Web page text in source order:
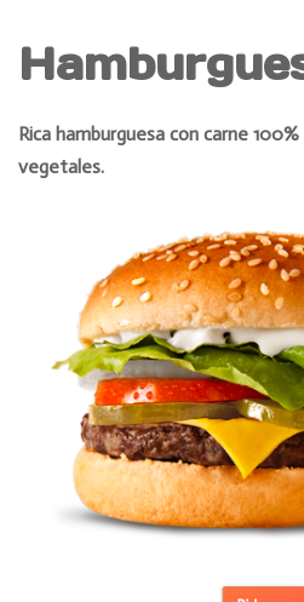
Rica hamburguesa con carne
vegetales.